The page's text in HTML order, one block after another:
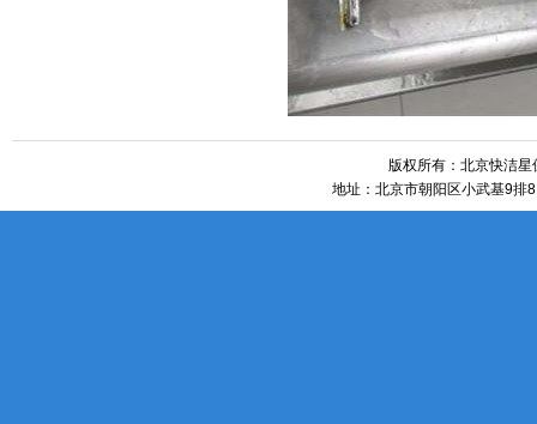
版权所有：北京快洁
地址：北京市朝阳区小武基9排